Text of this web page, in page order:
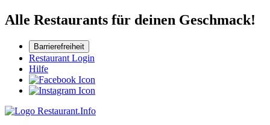
Alle Restaurants für deinen Geschmack!
Barrierefreiheit
Restaurant Login
Hilfe